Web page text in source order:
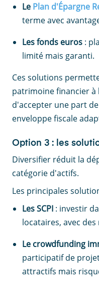
Le Plan d'Épargne
terme avec
Les fonds euros :
limité mais garanti.
Ces solutions
patrimoine financier
d'accepter une part
enveloppe fiscale
Option 3 : les
Diversifier réduit la
catégorie d'actifs.
Les principales
Les SCPI : investir
locataires, avec
Le crowdfunding
participatif de
attractifs mais